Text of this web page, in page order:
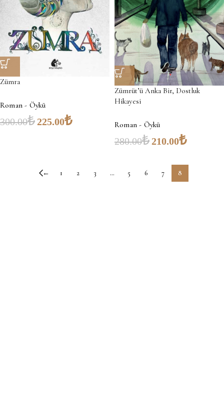
Zümra
Roman - Öykü
300.00₺225.00₺
Zümrüt’ü Anka Bir, Dostluk
Hikayesi
Roman - Öykü
280.00₺210.00₺
← 1 2 3 … 5 6 7 8